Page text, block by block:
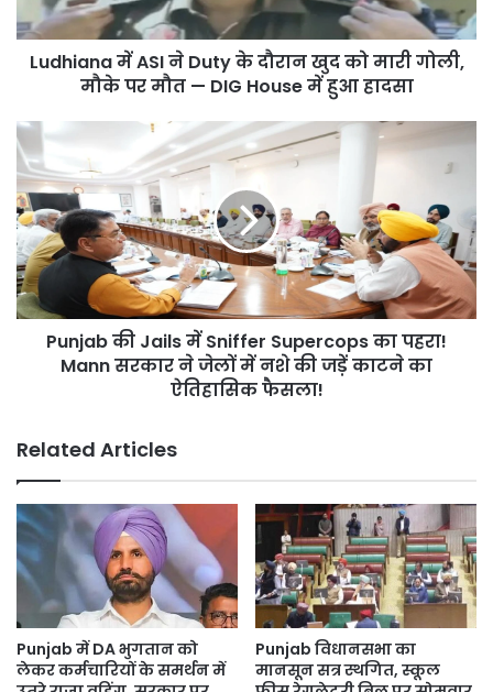
को
मारी
पर
मौत
—
DIG
House
में
हुआ
हादसा
Ludhiana में ASI ने Duty के दौरान खुद को मारी गोली,
मौके पर मौत — DIG House में हुआ हादसा
Punjab
की
Jails
में
Sniffer
Supercops
का
पहरा!
Mann
सरकार
की
जड़ें
काटने
का
ऐतिहासिक
फैसला!
Punjab की Jails में Sniffer Supercops का पहरा!
Mann सरकार ने जेलों में नशे की जड़ें काटने का
ऐतिहासिक फैसला!
Related Articles
Punjab में DA भुगतान को
लेकर कर्मचारियों के समर्थन में
Punjab विधानसभा का
मानसून सत्र स्थगित, स्कूल